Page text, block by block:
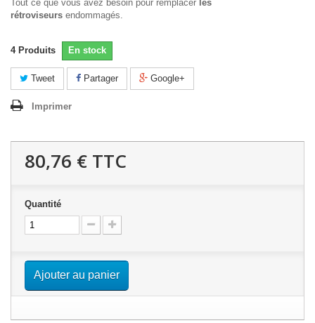
Tout ce que vous avez besoin pour remplacer les
rétroviseurs endommagés.
4 Produits En stock
Tweet Partager Google+
Imprimer
80,76 € TTC
Quantité
Ajouter au panier